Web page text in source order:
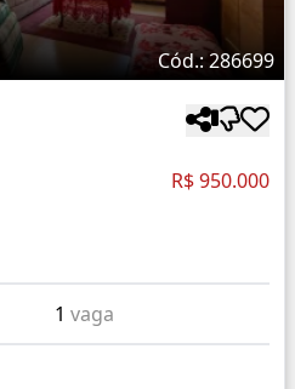
Cód.: 286699
R$ 950.000
1vaga